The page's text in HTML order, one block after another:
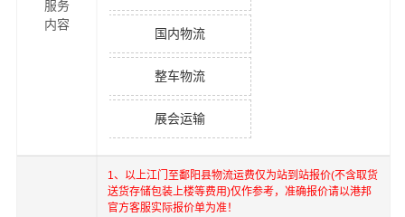
服务
内容
国内物流
整车物流
展会运输
1、以上江门 至鄱阳县物流运费仅为站到站报价(不含取货
送货存储包装上楼等费用)仅作参考，准确报价请以港邦
官方客服实际报价单为准！